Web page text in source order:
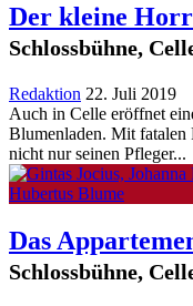
Der kleine
Schlossbühne,
Redaktion 22. Juli 2019
Auch in Celle eröffnet
Blumenladen. Mit fatalen
nicht nur seinen Pfleger...
Das
Schlossbühne,